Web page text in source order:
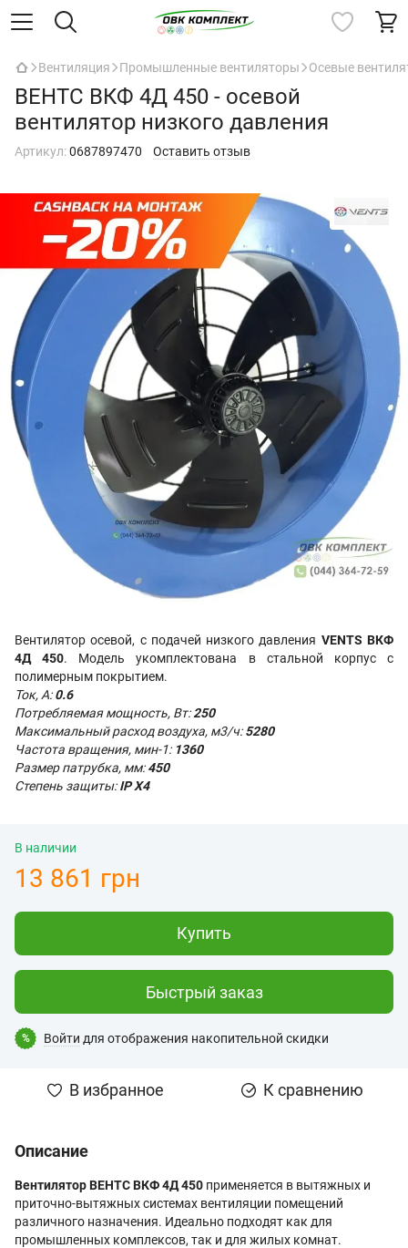
Вентиляция Промышленные вентиляторы Осевые
ВЕНТС ВКФ 4Д 450 - осевой
вентилятор низкого давления
Артикул:0687897470 Оставить отзыв
Вентилятор осевой, с подачей низкого давления VENTS ВКФ
4Д 450. Модель укомплектована в стальной корпус с
полимерным покрытием.
Ток, А:0.6
Потребляемая мощность, Вт:250
Максимальный расход воздуха, м3/ч:5280
Частота вращения, мин-1: 1360
Размер патрубка, мм:450
Степень защиты:IP X4
В наличии
13 861 грн
Купить
Быстрый заказ
% Войти для отображения накопительной скидки
В избранное К сравнению
Описание
Вентилятор ВЕНТС ВКФ 4Д 450 применяется в вытяжных и
приточно-вытяжных системах вентиляции помещений
различного назначения. Идеально подходят как для
промышленных комплексов, так и для жилых комнат.